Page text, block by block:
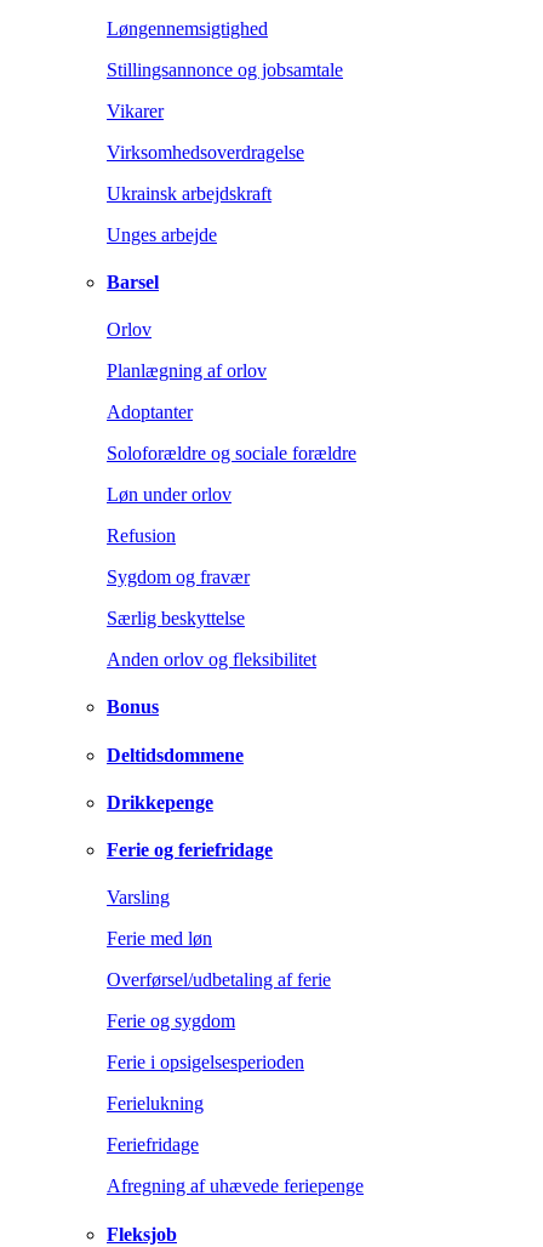
Løngennemsigtighed
Stillingsannonce og jobsamtale
Vikarer
Virksomhedsoverdragelse
Ukrainsk arbejdskraft
Unges arbejde
Barsel
Orlov
Planlægning af orlov
Adoptanter
Soloforældre og sociale forældre
Løn under orlov
Refusion
Sygdom og fravær
Særlig beskyttelse
Anden orlov og fleksibilitet
Bonus
Deltidsdommene
Drikkepenge
Ferie og feriefridage
Varsling
Ferie med løn
Overførsel/udbetaling af ferie
Ferie og sygdom
Ferie i opsigelsesperioden
Ferielukning
Feriefridage
Afregning af uhævede feriepenge
Fleksjob